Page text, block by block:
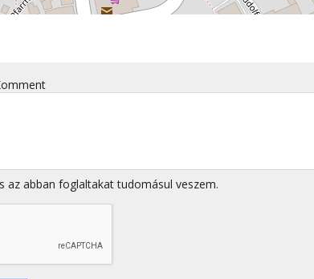
az abban foglaltakat tudomásul veszem.